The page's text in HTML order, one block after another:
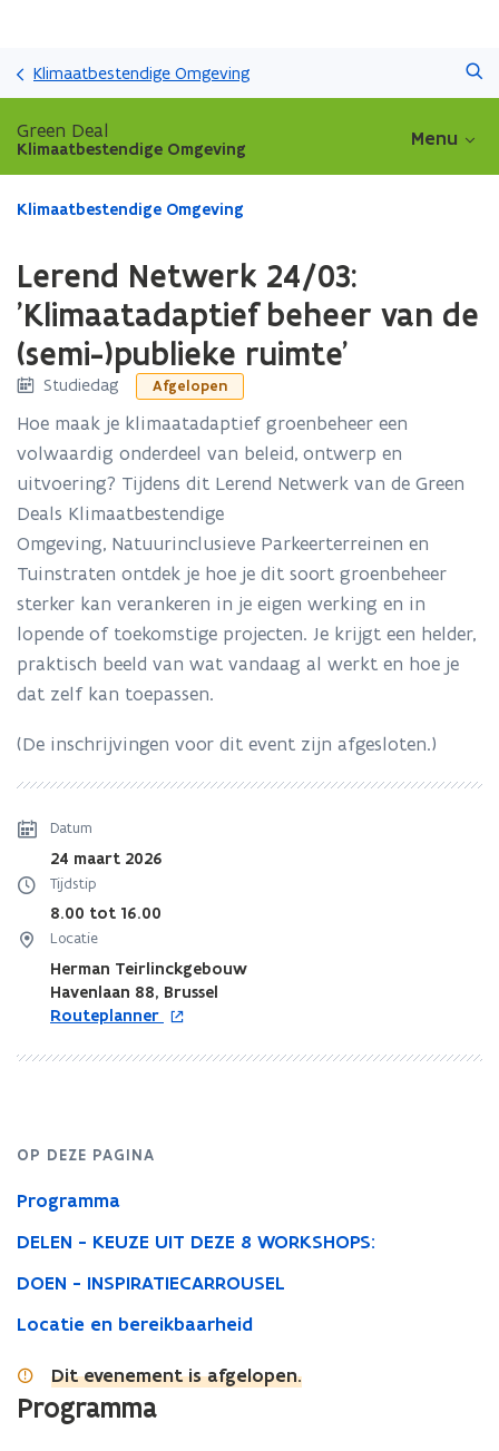
Klimaatbestendige Omgeving
Green Deal
Klimaatbestendige Omgeving Menu
Gedaan
bevindt
zich
op:
Lerend
Netwerk
24/03:
'Klimaatadaptief
beheer
van
(semi-)publieke
ruimte'
Klimaatbestendige Omgeving
Lerend Netwerk 24/03:
'Klimaatadaptief beheer van de
(semi-)publieke ruimte'
Studiedag Afgelopen
Hoe maak je klimaatadaptief groenbeheer een
volwaardig onderdeel van beleid, ontwerp en
uitvoering? Tijdens dit Lerend Netwerk van de Green
Deals Klimaatbestendige
Omgeving, Natuurinclusieve Parkeerterreinen en
Tuinstraten ontdek je hoe je dit soort groenbeheer
sterker kan verankeren in je eigen werking en in
lopende of toekomstige projecten. Je krijgt een helder,
praktisch beeld van wat vandaag al werkt en hoe je
dat zelf kan toepassen.
(De inschrijvingen voor dit event zijn afgesloten.)
Datum
24 maart 2026
Tijdstip
8.00 tot 16.00
Locatie
Herman Teirlinckgebouw
Havenlaan 88, Brussel
Routeplanner
o
e
n
i
u
v
e
s
t
e
OP DEZE PAGINA
Programma
DELEN - KEUZE UIT DEZE 8 WORKSHOPS:
DOEN - INSPIRATIECARROUSEL
Locatie en bereikbaarheid
Dit evenement is afgelopen.
Programma